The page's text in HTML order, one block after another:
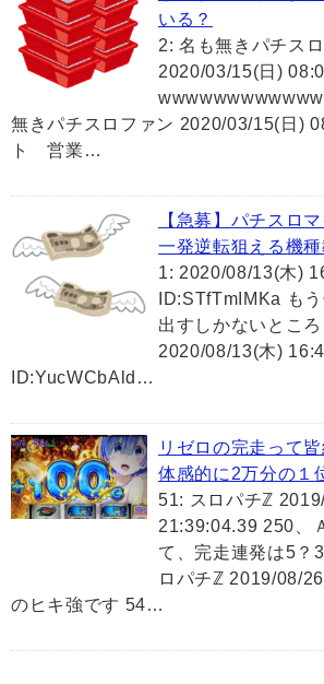
いる？
2: 名も無きパチス
2020/03/15(日)
無きパチスロファン 2020/03/15(日)
ト 営業…
【急募】パチスロ
一発逆転狙える機
1: 2020/08/13(木)
ID:STfTmIMKa も
出すしかないとこ
2020/08/13(木)
ID:YucWCbAld…
リゼロの完走って
体感的に2万分の１
51: スロパチℤ
21:39:04.39 250、
て、完走連発は5？
ロパチℤ 2019/08/
のヒキ強です 54…